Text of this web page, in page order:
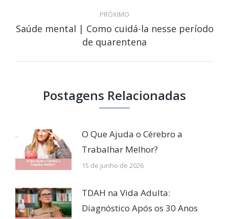
PRÓXIMO
Próximo
Saúde mental | Como cuidá-la nesse período
de quarentena
Postagens Relacionadas
O Que Ajuda o Cérebro a
Trabalhar Melhor?
15 de junho de 2026
TDAH na Vida Adulta:
Diagnóstico Após os 30 Anos